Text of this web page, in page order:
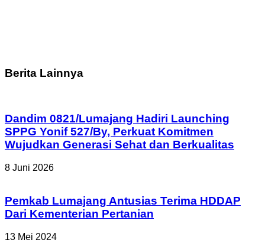
Berita Lainnya
Dandim 0821/Lumajang Hadiri Launching
SPPG Yonif 527/By, Perkuat Komitmen
Wujudkan Generasi Sehat dan Berkualitas
8 Juni 2026
Pemkab Lumajang Antusias Terima HDDAP
Dari Kementerian Pertanian
13 Mei 2024